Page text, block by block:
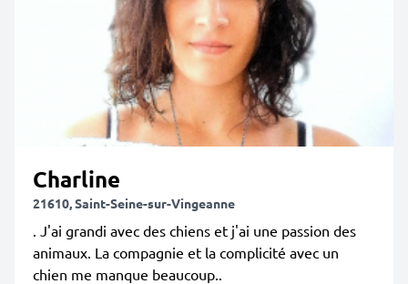
Charline
21610, Saint-Seine-sur-Vingeanne
. J'ai grandi avec des chiens et j'ai une passion des
animaux. La compagnie et la complicité avec un
chien me manque beaucoup..